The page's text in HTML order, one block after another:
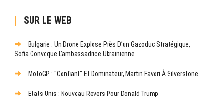
SUR LE WEB
Bulgarie : Un Drone Explose Près D’un Gazoduc Stratégique,
Sofia Convoque L’ambassadrice Ukrainienne
MotoGP : "Confiant" Et Dominateur, Martin Favori À Silverstone
Etats Unis : Nouveau Revers Pour Donald Trump